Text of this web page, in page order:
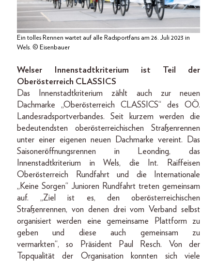
Ein tolles Rennen wartet auf alle Radsportfans am 26. Juli 2023 in
Wels. © Eisenbauer
Welser Innenstadtkriterium ist Teil der
Oberösterreich CLASSICS
Das Innenstadtkriterium zählt auch zur neuen
Dachmarke „Oberösterreich CLASSICS“ des OÖ.
Landesradsportverbandes. Seit kurzem werden die
bedeutendsten oberösterreichischen Straßenrennen
unter einer eigenen neuen Dachmarke vereint. Das
Saisoneröffnungsrennen in Leonding, das
Innenstadtkriterium in Wels, die Int. Raiffeisen
Oberösterreich Rundfahrt und die Internationale
„Keine Sorgen“ Junioren Rundfahrt treten gemeinsam
auf. „Ziel ist es, den oberösterreichischen
Straßenrennen, von denen drei vom Verband selbst
organisiert werden eine gemeinsame Plattform zu
geben und diese auch gemeinsam zu
vermarkten“, so Präsident Paul Resch. Von der
Topqualität der Organisation konnten sich viele